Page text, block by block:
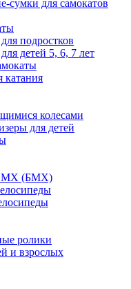
сумки для самокатов
подростков
детей 5, 6, 7 лет
катания
колесами
для детей
(БМХ)
ролики
и взрослых